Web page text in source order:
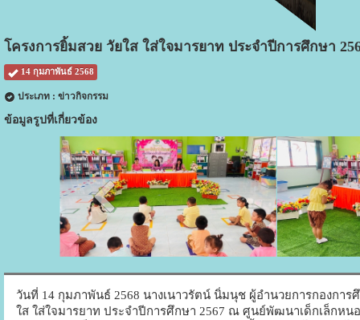
โครงการยิ้มสวย วัยใส ใส่ใจมารยาท ประจำปีการศึกษา
14 กุมภาพันธ์ 2568
ประเภท : ข่าวกิจกรรม
ข้อมูลรูปที่เกี่ยวข้อง
วันที่ 14 กุมภาพันธ์ 2568 นางเนาวรัตน์ นิ่มนุช ผู้อำนวยการกองกา
ใส ใส่ใจมารยาท ประจำปีการศึกษา 2567 ณ ศูนย์พัฒนาเด็กเล็กห